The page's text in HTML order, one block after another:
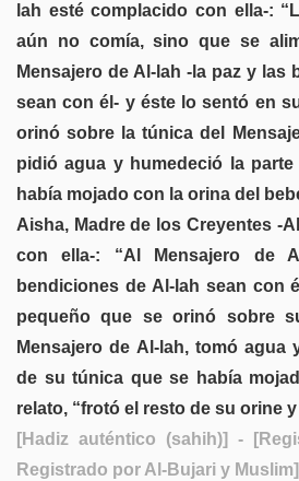
lah esté complacido con ella-:
aún no comía, sino que se
Mensajero de Al-lah -la paz y las
sean con él- y éste lo sentó en
orinó sobre la túnica del
pidió agua y humedeció la
había mojado con la orina del
Aisha, Madre de los Creyentes -
con ella-: “Al Mensajero de
bendiciones de Al-lah sean con
pequeño que se orinó sobre
Mensajero de Al-lah, tomó agua
de su túnica que se había
relato, “frotó el resto de su orine
[Hadiz auténtico (sahih)]
-
Registrado por Al-Bujari y Muslim]